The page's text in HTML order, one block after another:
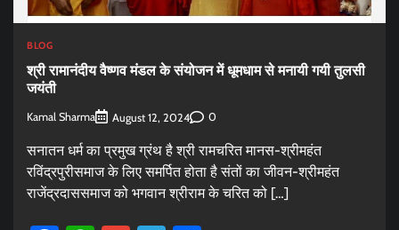
BLOG
श्री रामानंदीय वैष्णव मंडल के संयोजन में धूमधाम से मनायी गयी तुलसी
जयंती
Kamal Sharma August 12, 2024 0
सनातन धर्म का प्रमुख ग्रंथ है श्री रामचरित मानस-श्रीमहंत
रविंद्रपुरीसमाज के लिए समर्पित होता है संतों का जीवन-श्रीमहंत
राजेंद्रदाससमाज को भगवान श्रीराम के चरित को […]